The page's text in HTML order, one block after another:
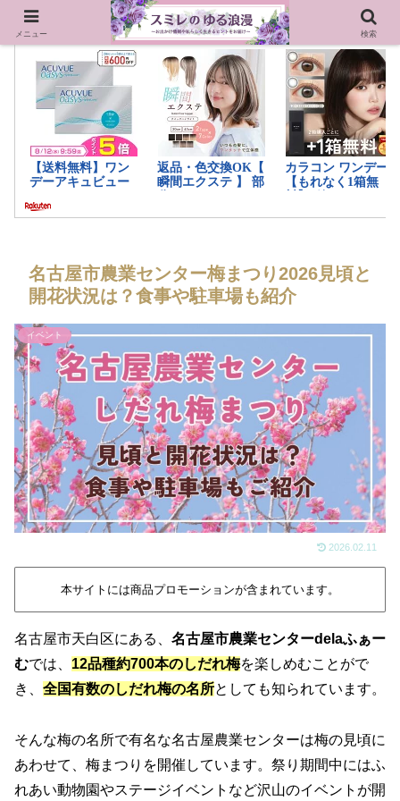
名古屋市農業センター梅まつり2026見頃と
開花状況は？食事や駐車場も紹介
イベント
2026.02.11
本サイトには商品プロモーションが含まれています。
名古屋市天白区にある、 名古屋市農業センターdelaふぁー
むでは、 12品種約700本のしだれ梅を楽しめむことがで
き、 全国有数のしだれ梅の名所としても知られています。
そんな梅の名所で有名な名古屋農業センターは梅の見頃に
あわせて、梅まつりを開催しています。祭り期間中にはふ
れあい動物園やステージイベントなど沢山のイベントが開
メニュー 検索